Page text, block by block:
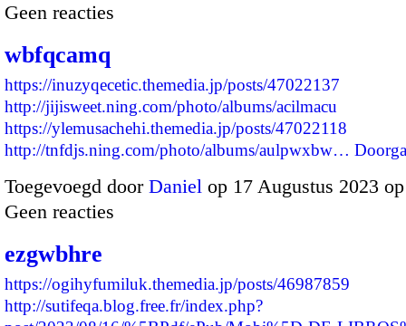
Geen reacties
wbfqcamq
https://inuzyqecetic.themedia.jp/posts/47022137
http://jijisweet.ning.com/photo/albums/acilmacu
https://ylemusachehi.themedia.jp/posts/47022118
http://tnfdjs.ning.com/photo/albums/aulpwxbw…
Toegevoegd door Daniel op 17 Augustus 2023
Geen reacties
ezgwbhre
https://ogihyfumiluk.themedia.jp/posts/46987859
http://sutifeqa.blog.free.fr/index.php?